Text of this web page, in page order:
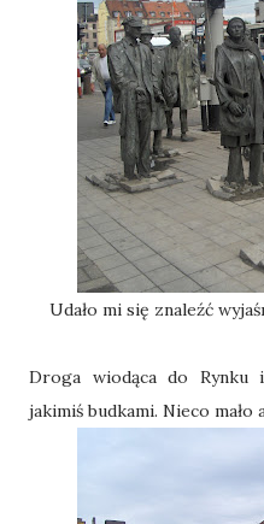
Udało mi się znaleźć
Droga wiodąca do Rynku
jakimiś budkami. Nieco